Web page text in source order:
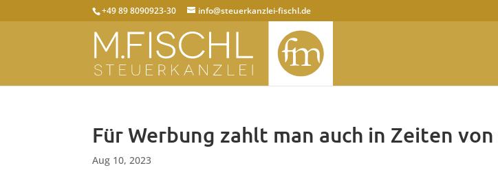
+49 89 8090923-30 info@steuerkanzlei-fischl.de
Für Werbung zahlt man auch in Zeiten von
Aug 10, 2023